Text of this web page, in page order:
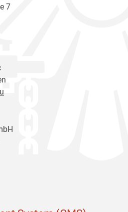
7